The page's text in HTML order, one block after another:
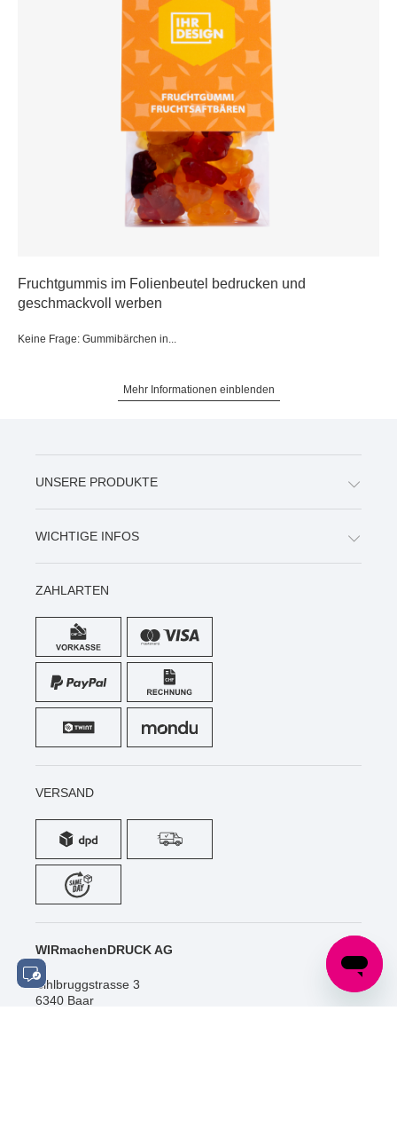
Fruchtgummis im Folienbeutel bedrucken und
geschmackvoll werben
Keine Frage: Gummibärchen in...
Mehr Informationen einblenden
UNSERE PRODUKTE
WICHTIGE INFOS
ZAHLARTEN
VERSAND
WIRmachenDRUCK AG
Sihlbruggstrasse 3
6340 Baar